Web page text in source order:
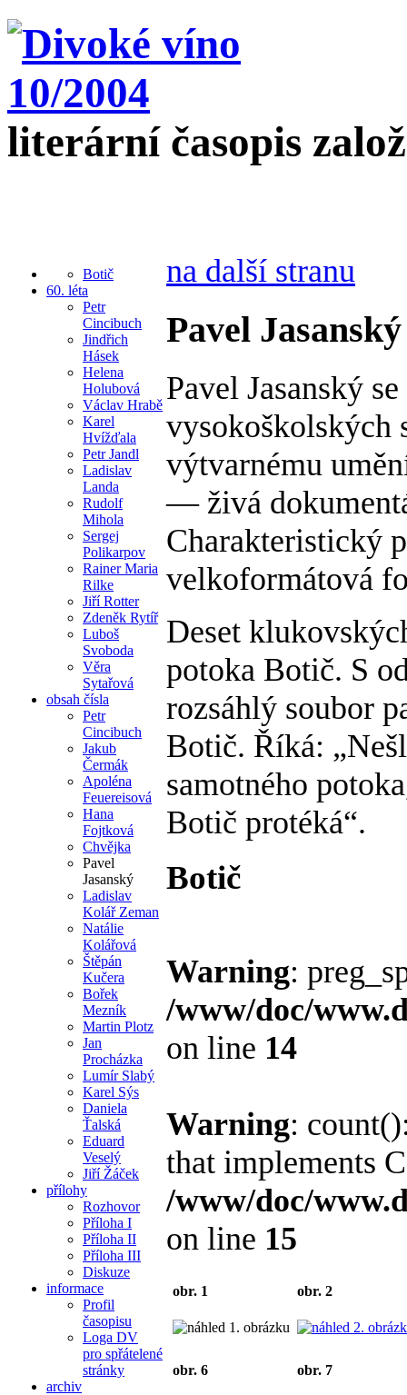
literární časopis
Botič
60. léta
Petr
Cincibuch
Jindřich
Hásek
Helena
Holubová
Václav Hrabě
Karel
Hvížďala
Petr Jandl
Ladislav
Landa
Rudolf
Mihola
Sergej
Polikarpov
Rainer Maria
Rilke
Jiří Rotter
Zdeněk Rytíř
Luboš
Svoboda
Věra
Sytařová
obsah čísla
Petr
Cincibuch
Jakub
Čermák
Apoléna
Feuereisová
Hana
Fojtková
Chvějka
Pavel
Jasanský
Ladislav
Kolář Zeman
Natálie
Kolářová
Štěpán
Kučera
Bořek
Mezník
Martin Plotz
Jan
Procházka
Lumír Slabý
Karel Sýs
Daniela
Ťalská
Eduard
Veselý
Jiří Žáček
přílohy
Rozhovor
Příloha I
Příloha II
Příloha III
Diskuze
informace
Profil
časopisu
Loga DV
pro spřátelené
stránky
archiv
na další stranu
Pavel Jasanský
Pavel Jasanský
vysokoškolských
výtvarnému
— živá
Charakteristický
velkoformátová
Deset
potoka Botič. S
rozsáhlý soubor
Botič. Říká:
samotného
Botič protéká“.
Botič
Warning:
/www/doc/
on line 14
Warning:
that implements
/www/doc/
on line 15
obr. 1 obr. 2
obr. 6 obr. 7